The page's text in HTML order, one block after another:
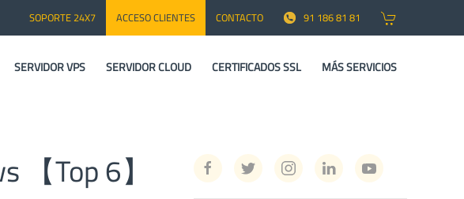
SOPORTE 24X7 ACCESO CLIENTES CONTACTO 91 186 81 81
SERVIDOR VPS SERVIDOR CLOUD CERTIFICADOS SSL MÁS SERVICIOS
Top 6】